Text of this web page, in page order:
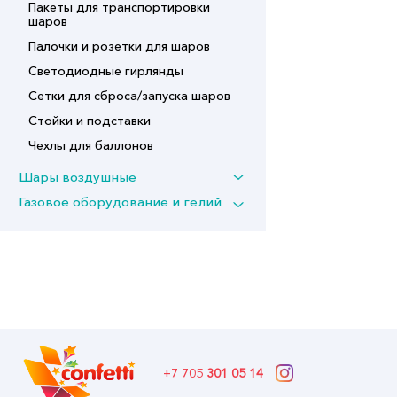
Пакеты для транспортировки
шаров
Палочки и розетки для шаров
Светодиодные гирлянды
Сетки для сброса/запуска шаров
Стойки и подставки
Чехлы для баллонов
Шары воздушные
Газовое оборудование и гелий
+7 705 301 05 14